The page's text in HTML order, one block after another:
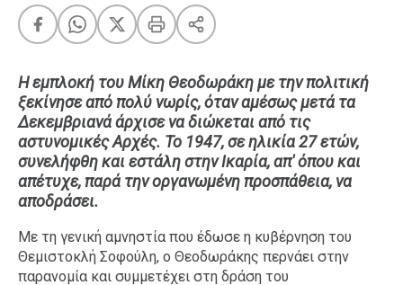
OMG LOL
A-List LGBTQI+
Xmas
LIFE
Food
Ταξίδια
Style
Σπίτι
Family
Η εμπλοκή του Μίκη Θεοδωράκη με την πολιτική
ξεκίνησε από πολύ νωρίς, όταν αμέσως μετά τα
Δεκεμβριανά άρχισε να διώκεται από τις
αστυνομικές Αρχές. Το 1947, σε ηλικία 27 ετών,
συνελήφθη και εστάλη στην Ικαρία, απ' όπου και
απέτυχε, παρά την οργανωμένη προσπάθεια, να
αποδράσει.
Με τη γενική αμνηστία που έδωσε η κυβέρνηση του
Θεμιστοκλή Σοφούλη, ο Θεοδωράκης περνάει στην
παρανομία και συμμετέχει στη δράση του